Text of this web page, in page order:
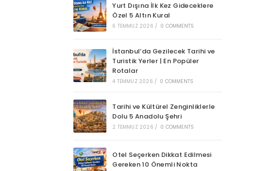
Yurt Dışına İlk Kez Gideceklere
Özel 5 Altın Kural
6 TEMMUZ 2026 / 0 COMMENTS
İstanbul’da Gezilecek Tarihi ve
Turistik Yerler | En Popüler
Rotalar
4 TEMMUZ 2026 / 0 COMMENTS
Tarihi ve Kültürel Zenginliklerle
Dolu 5 Anadolu Şehri
2 TEMMUZ 2026 / 0 COMMENTS
Otel Seçerken Dikkat Edilmesi
Gereken 10 Önemli Nokta